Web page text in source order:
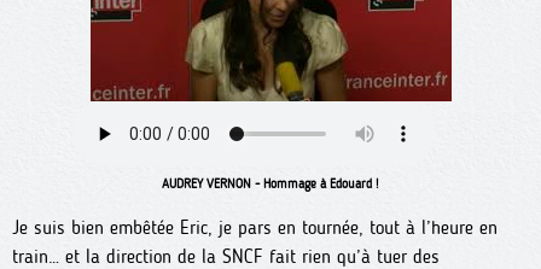
AUDREY VERNON - Hommage à Edouard !
Je suis bien embêtée Eric, je pars en tournée, tout à l’heure en
train… et la direction de la SNCF fait rien qu’à tuer des